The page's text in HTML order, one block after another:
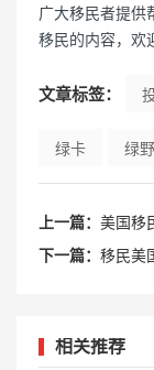
广大移民者提供
移民的内容，欢
文章标签：
绿卡 绿
上一篇： 美国移
下一篇： 移民美
相关推荐